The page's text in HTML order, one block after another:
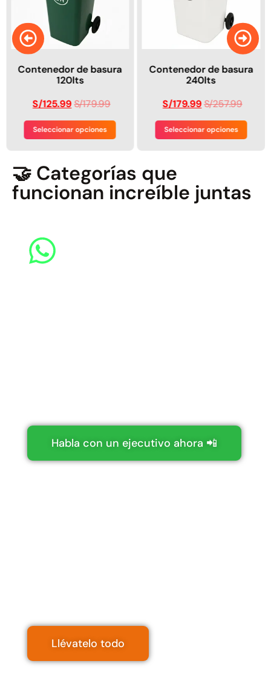
Contenedor de basura
120lts
S/125.99S/179.99
Seleccionar opciones
Contenedor de basura
240lts
S/179.99S/257.99
Seleccionar opciones
🤝 Categorías que
funcionan increíble juntas
Habla con un ejecutivo ahora 📲
Llévatelo todo